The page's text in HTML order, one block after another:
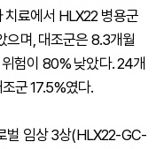
치료에서 HLX22 병용군
으며, 대조군은 8.3개월
험이 80% 낮았다. 24개
군 17.5%였다.
벌 임상 3상(HLX22-GC-